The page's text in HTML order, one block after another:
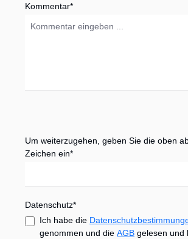
Kommentar*
Um weiterzugehen, geben Sie die oben
Zeichen ein*
Datenschutz*
Ich habe die
genommen und die AGB gelesen und